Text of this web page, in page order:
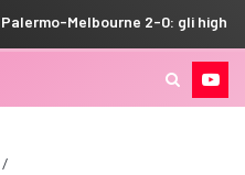
2-0: gli highlights del match